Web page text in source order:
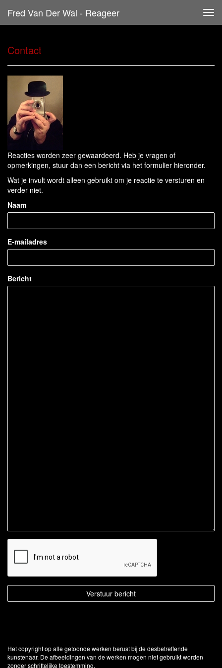
Fred Van Der Wal - Reageer
Contact
Reacties worden zeer gewaardeerd. Heb je vragen of
opmerkingen, stuur dan een bericht via het formulier hieronder.
Wat je invult wordt alleen gebruikt om je reactie te versturen en
verder niet.
Naam
E-mailadres
Bericht
Het copyright op alle getoonde werken berust bij de desbetreffende
kunstenaar. De afbeeldingen van de werken mogen niet gebruikt worden
zonder schriftelijke toestemming.